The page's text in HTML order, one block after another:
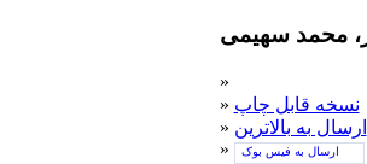
محمد سهیمی
»
» نسخه قابل چاپ
» ارسال به بالاترین
»
ارسال به فیس بوک